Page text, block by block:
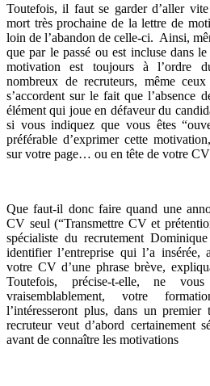
Toutefois, il faut se garder d’aller
mort très prochaine de la lettre de
loin de l’abandon de celle-ci. Ainsi,
que par le passé ou est incluse dans
motivation est toujours à l’ordre
nombreux de recruteurs, même
s’accordent sur le fait que l’absence
élément qui joue en défaveur du
si vous indiquez que vous êtes
préférable d’exprimer cette
sur votre page… ou en tête de votre CV
Que faut-il donc faire quand une
CV seul (“Transmettre CV et
spécialiste du recrutement
identifier l’entreprise qui l’a insérée,
votre CV d’une phrase brève,
Toutefois, précise-t-elle, ne
vraisemblablement, votre
l’intéresseront plus, dans un
recruteur veut d’abord certainement
avant de connaître les motivations